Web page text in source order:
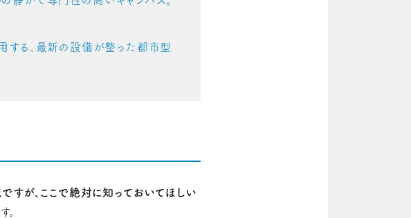
する、最新の設備が整った都市型
すが、ここで絶対に知っておいてほしい